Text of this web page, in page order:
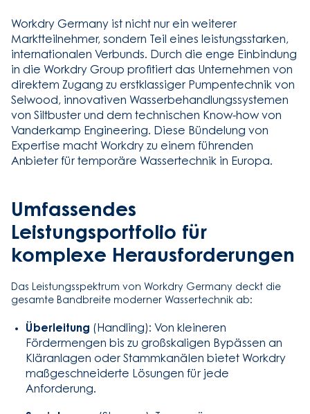
Workdry Germany ist nicht nur ein weiterer
Marktteilnehmer, sondern Teil eines leistungsstarken,
internationalen Verbunds. Durch die enge Einbindung
in die Workdry Group profitiert das Unternehmen von
direktem Zugang zu erstklassiger Pumpentechnik von
Selwood, innovativen Wasserbehandlungssystemen
von Siltbuster und dem technischen Know-how von
Vanderkamp Engineering. Diese Bündelung von
Expertise macht Workdry zu einem führenden
Anbieter für temporäre Wassertechnik in Europa.
Umfassendes
Leistungsportfolio für
komplexe Herausforderungen
Das Leistungsspektrum von Workdry Germany deckt die
gesamte Bandbreite moderner Wassertechnik ab:
Überleitung (Handling): Von kleineren
Fördermengen bis zu großskaligen Bypässen an
Kläranlagen oder Stammkanälen bietet Workdry
maßgeschneiderte Lösungen für jede
Anforderung.